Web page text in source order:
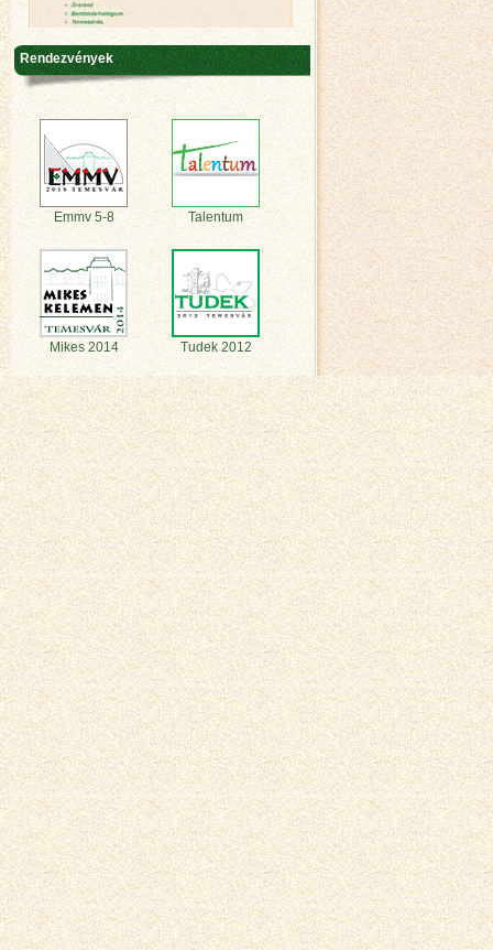
Rendezvények
Emmv 5-8 Talentum
Mikes 2014 Tudek 2012